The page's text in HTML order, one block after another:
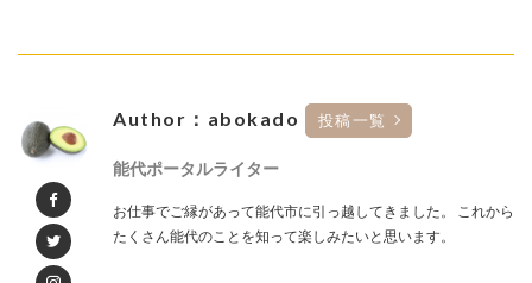
Author：abokado 投稿一覧
能代ポータルライター
お仕事でご縁があって能代市に引っ越してきました。 これから
たくさん能代のことを知って楽しみたいと思います。